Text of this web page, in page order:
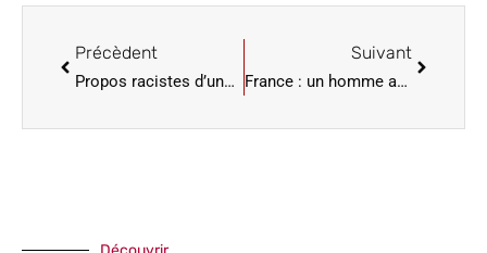
Précèdent
Propos racistes d’une sénatrice paraguayenne: « une femme méprisable et indigne de sa fonction » (Mbappé)
Suivant
France : un homme avoue le meurtre de son épouse après cinq ans de dénégations